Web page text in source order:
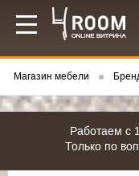
Магазин мебели
Работаем с
Только по